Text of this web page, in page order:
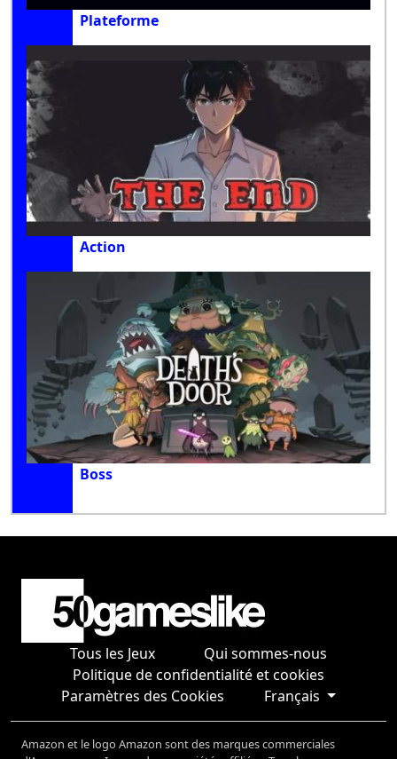
Plateforme
Action
Boss
Tous les Jeux
Qui sommes-nous
Politique de confidentialité et cookies
Paramètres des Cookies
Français
Amazon et le logo Amazon sont des marques commerciales